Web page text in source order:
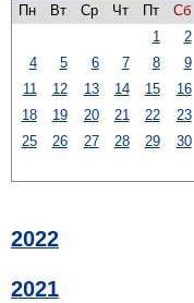
Пн
Вт Ср Чт Пт Сб
1
2
4
5 6 7 8 9
11
12 13 14 15 16
18
19 20 21 22 23
25
26 27 28 29 30
2022
2021